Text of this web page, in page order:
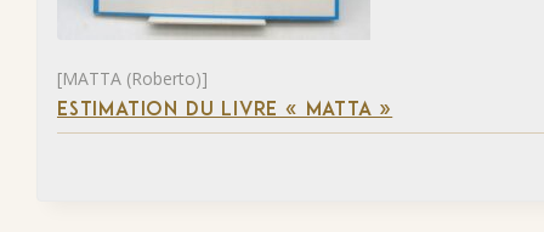
[MATTA (Roberto)]
ESTIMATION DU LIVRE « MATTA »